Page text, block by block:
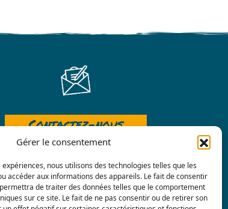
Gérer le consentement
nous utilisons des technologies telles que les
accéder aux informations des appareils. Le fait de consentir
de traiter des données telles que le comportement
sur ce site. Le fait de ne pas consentir ou de retirer son
Contactez-nous